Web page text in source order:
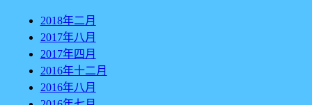
2018年二月
2017年八月
2017年四月
2016年十二月
2016年八月